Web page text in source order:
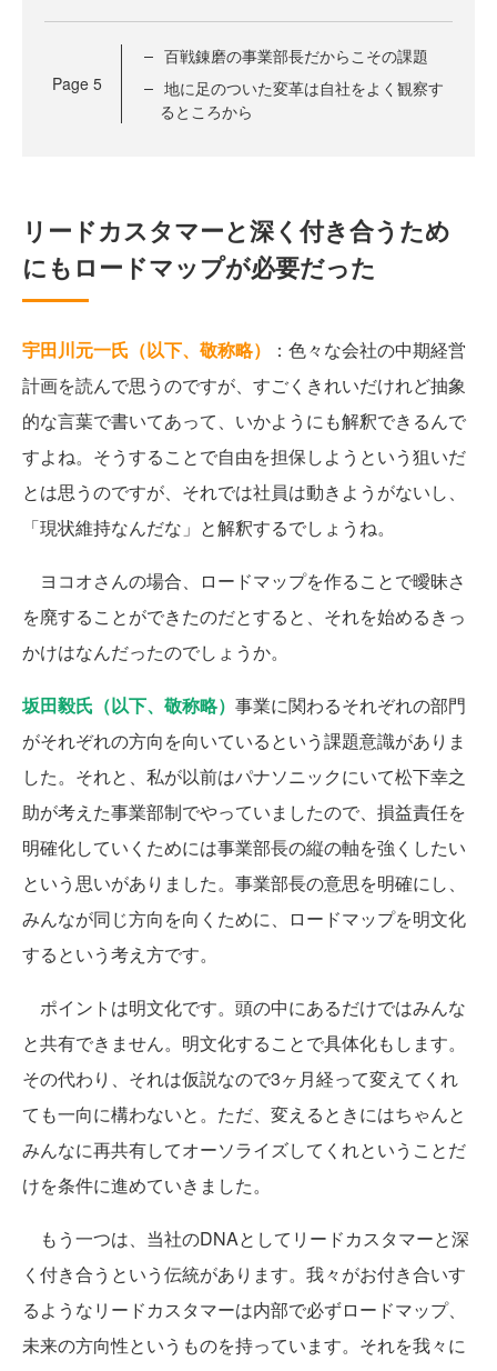
Page 5
百戦錬磨の事業部長だからこその課題
地に足のついた変革は自社をよく観察す
るところから
リードカスタマーと深く付き合うため
にもロードマップが必要だった
宇田川元一氏（以下、敬称略）
：色々な会社の中期経営
計画を読んで思うのですが、すごくきれいだけれど抽象
的な言葉で書いてあって、いかようにも解釈できるんで
すよね。そうすることで自由を担保しようという狙いだ
とは思うのですが、それでは社員は動きようがないし、
「現状維持なんだな」と解釈するでしょうね。
ヨコオさんの場合、ロードマップを作ることで曖昧さ
を廃することができたのだとすると、それを始めるきっ
かけはなんだったのでしょうか。
坂田毅氏（以下、敬称略） 事業に関わるそれぞれの部門
がそれぞれの方向を向いているという課題意識がありま
した。それと、私が以前はパナソニックにいて松下幸之
助が考えた事業部制でやっていましたので、損益責任を
明確化していくためには事業部長の縦の軸を強くしたい
という思いがありました。事業部長の意思を明確にし、
みんなが同じ方向を向くために、ロードマップを明文化
するという考え方です。
ポイントは明文化です。頭の中にあるだけではみんな
と共有できません。明文化することで具体化もします。
その代わり、それは仮説なので3ヶ月経って変えてくれ
ても一向に構わないと。ただ、変えるときにはちゃんと
みんなに再共有してオーソライズしてくれということだ
けを条件に進めていきました。
もう一つは、当社のDNAとしてリードカスタマーと深
く付き合うという伝統があります。我々がお付き合いす
るようなリードカスタマーは内部で必ずロードマップ、
未来の方向性というものを持っています。それを我々に